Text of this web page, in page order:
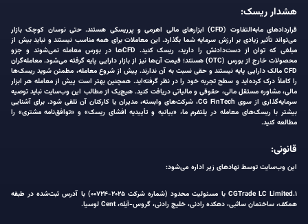
هشدار ریسک:
قراردادهای مابه‌التفاوت (CFD) ابزارهای مالی اهرمی و پرریسکی هستند. حتی نوسان کوچک بازار
می‌تواند تأثیر زیادی بر ارزش سرمایه شما بگذارد. این معاملات برای همه مناسب نیستند و نباید بیش از
مبلغی که توان از دست‌دادنش را دارید، ریسک کنید. CFDها در بورس معامله نمی‌شوند و جزو
محصولات خارج از بورس (OTC) هستند؛ قیمت آن‌ها نیز از بازار دارایی پایه گرفته می‌شود. معامله‌گران
CFD مالک دارایی پایه نیستند و حقی نسبت به آن ندارند. پیش از شروع معامله، مطمئن شوید ریسک‌ها
را کاملاً درک کرده‌اید و سطح تجربه خود را در نظر گرفته‌اید. همچنین بهتر است پیش از معامله هر ابزار
مالی، مشاوره مستقل مالی، حقوقی و مالیاتی دریافت کنید. هیچ‌یک از مطالب این وب‌سایت نباید توصیه
سرمایه‌گذاری از سوی CG FinTech، شرکت‌های وابسته، مدیران یا کارکنان آن تلقی شود. برای آشنایی
بیشتر با ریسک‌های معامله در پلتفرم ما، «بیانیه و تأییدیه افشای ریسک» و «توافق‌نامه مشتری» را
مطالعه کنید.
قانونی:
این وب‌سایت توسط نهادهای زیر اداره می‌شود:
۱.CGTrade LC Limited با مسئولیت محدود (شماره شرکت ۲۰۲۵-۰۰۷۲۴) با آدرس ثبت‌شده در طبقه
همکف، ساختمان ساثبی، دهکده رادنی، خلیج رادنی، گروس-آیله، Cent لوسیا.